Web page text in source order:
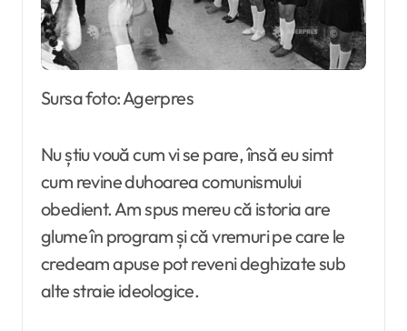
Sursa foto: Agerpres
Nu știu vouă cum vi se pare, însă eu simt
cum revine duhoarea comunismului
obedient. Am spus mereu că istoria are
glume în program și că vremuri pe care le
credeamapuse pot reveni deghizate sub
alte straie ideologice.